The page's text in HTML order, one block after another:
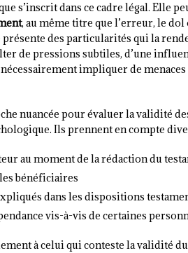
s’inscrit dans ce cadre légal. Elle
, au même titre que l’erreur, le dol
des particularités qui la
de pressions subtiles, d’une
impliquer de menaces
nuancée pour évaluer la validité
Ils prennent en compte
au moment de la rédaction du
bénéficiaires
dans les dispositions
vis-à-vis de certaines
à celui qui conteste la validité